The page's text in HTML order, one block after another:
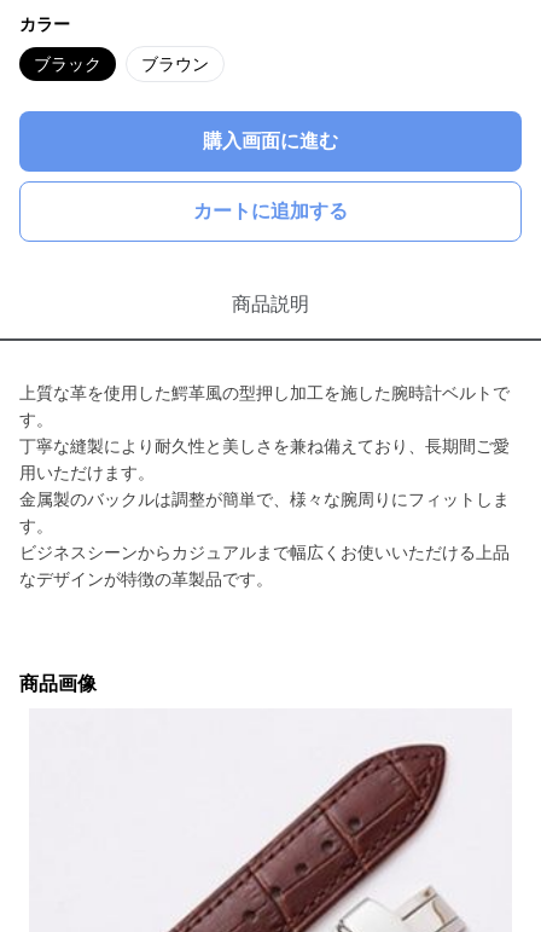
カラー
ブラック ブラウン
購入画面に進む
カートに追加する
商品説明
上質な革を使用した鰐革風の型押し加工を施した腕時計ベルトで
す。
丁寧な縫製により耐久性と美しさを兼ね備えており、長期間ご愛
用いただけます。
金属製のバックルは調整が簡単で、様々な腕周りにフィットしま
す。
ビジネスシーンからカジュアルまで幅広くお使いいただける上品
なデザインが特徴の革製品です。
商品画像